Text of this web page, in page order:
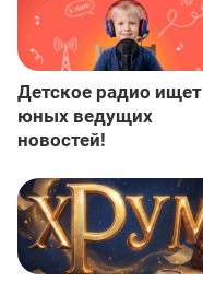
Детское радио ищет
юных ведущих
новостей!